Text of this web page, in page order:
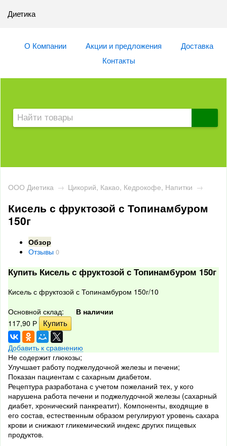
Диетика
О Компании Акции и предложения
Доставка
Контакты
ООО Диетика → Цикорий, Какао, Кедрокофе, Напитки →
Кисель с фруктозой с Топинамбуром
150г
Обзор
Отзывы 0
Купить Кисель с фруктозой с Топинамбуром 150г
Кисель с фруктозой с Топинамбуром 150г/10
Основной склад:
В наличии
117,90 Р
Добавить к сравнению
Не содержит глюкозы;
Улучшает работу поджелудочной железы и печени;
Показан пациентам с сахарным диабетом.
Рецептура разработана с учетом пожеланий тех, у кого
нарушена работа печени и поджелудочной железы (сахарный
диабет, хронический панкреатит). Компоненты, входящие в
его состав, естественным образом регулируют уровень сахара
крови и снижают гликемический индекс других пищевых
продуктов.